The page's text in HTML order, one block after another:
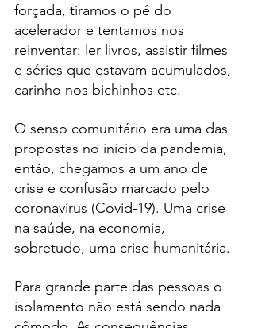
forçada, tiramos o pé do
acelerador e tentamos nos
reinventar: ler livros, assistir filmes
e séries que estavam acumulados,
carinho nos bichinhos etc.
O senso comunitário era uma das
propostas no inicio da pandemia,
então, chegamos a um ano de
crise e confusão marcado pelo
coronavírus (Covid-19). Uma crise
na saúde, na economia,
sobretudo, uma crise humanitária.
Para grande parte das pessoas o
isolamento não está sendo nada